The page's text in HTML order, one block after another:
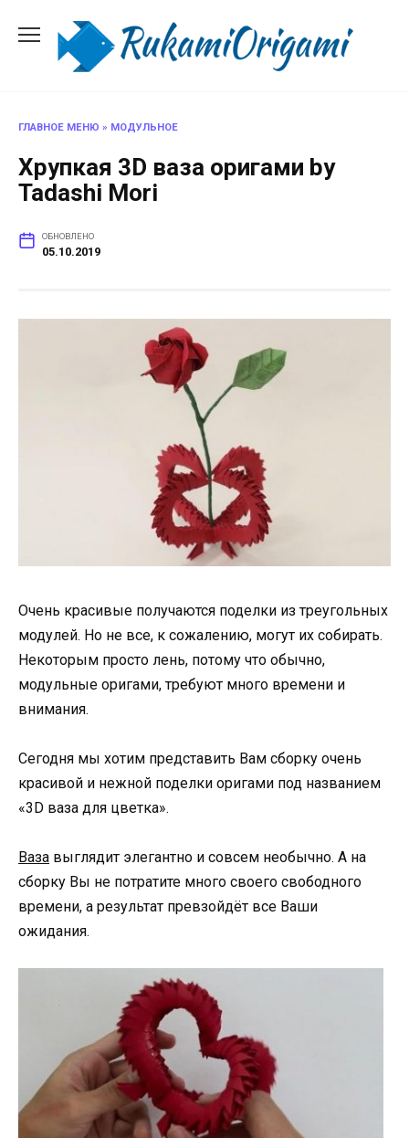
содержанию
ГЛАВНОЕ МЕНЮ » МОДУЛЬНОЕ
Хрупкая 3D ваза оригами by
Tadashi Mori
ОБНОВЛЕНО
05.10.2019
Очень красивые получаются поделки из треугольных
модулей. Но не все, к сожалению, могут их собирать.
Некоторым просто лень, потому что обычно,
модульные оригами, требуют много времени и
внимания.
Сегодня мы хотим представить Вам сборку очень
красивой и нежной поделки оригами под названием
«3D ваза для цветка».
Ваза выглядит элегантно и совсем необычно. А на
сборку Вы не потратите много своего свободного
времени, а результат превзойдёт все Ваши
ожидания.